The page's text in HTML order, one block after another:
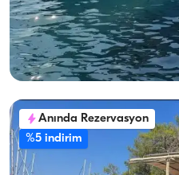
Seyir 8 Kişi · 2 Kabin · 13.00m
En Düşük
28.800 TL
Anında Rezervasyon
%5 indirim